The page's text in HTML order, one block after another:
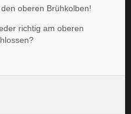
oberen Brühkolben!
richtig am oberen